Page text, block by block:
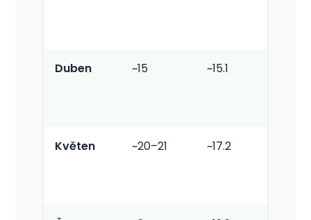
Duben ~15 ~15.1
Květen ~20–21 ~17.2